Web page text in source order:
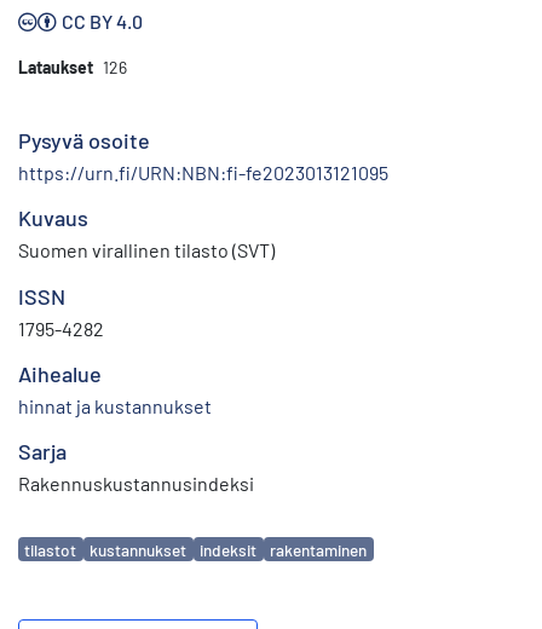
CC BY 4.0
Lataukset 126
Pysyvä osoite
https://urn.fi/URN:NBN:fi-fe2023013121095
Kuvaus
Suomen virallinen tilasto (SVT)
ISSN
1795-4282
Aihealue
hinnat ja kustannukset
Sarja
Rakennuskustannusindeksi
Avainsanat
tilastot kustannukset indeksit rakentaminen